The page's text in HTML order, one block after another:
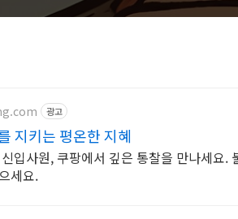
광고
지키는 평온한 지혜
입사원, 쿠팡에서 깊은 통찰을 만나세요.
세요.